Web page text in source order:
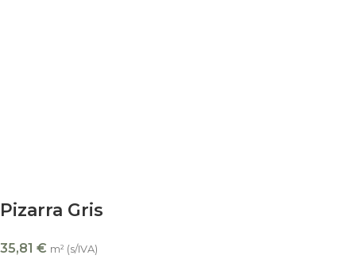
Pizarra Gris
35,81 € m² (s/IVA)